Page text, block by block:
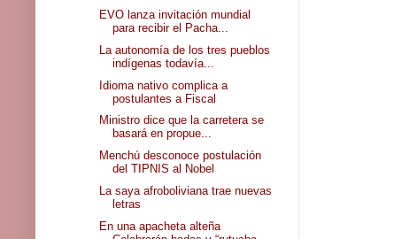
EVO lanza invitación mundial
para recibir el Pacha...
La autonomía de los tres pueblos
indígenas todavía...
Idioma nativo complica a
postulantes a Fiscal
Ministro dice que la carretera se
basará en propue...
Menchú desconoce postulación
del TIPNIS al Nobel
La saya afroboliviana trae nuevas
letras
En una apacheta alteña